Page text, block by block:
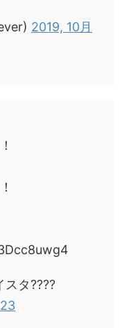
2019, 10月
タ????